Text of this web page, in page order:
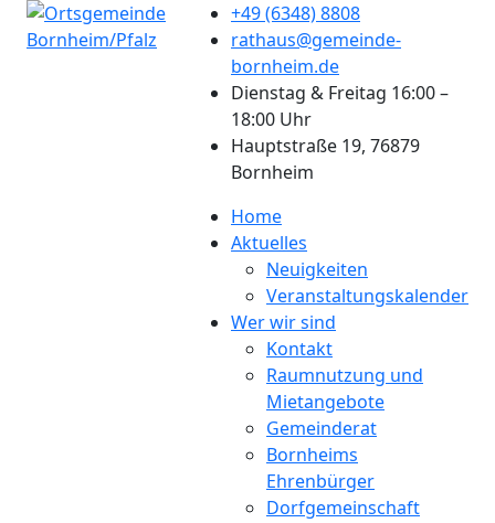
+49 (6348) 8808
rathaus@gemeinde-
bornheim.de
Dienstag & Freitag 16:00 –
18:00 Uhr
Hauptstraße 19, 76879
Bornheim
Home
Aktuelles
Neuigkeiten
Veranstaltungskalender
Wer wir sind
Kontakt
Raumnutzung und
Mietangebote
Gemeinderat
Bornheims
Ehrenbürger
Dorfgemeinschaft